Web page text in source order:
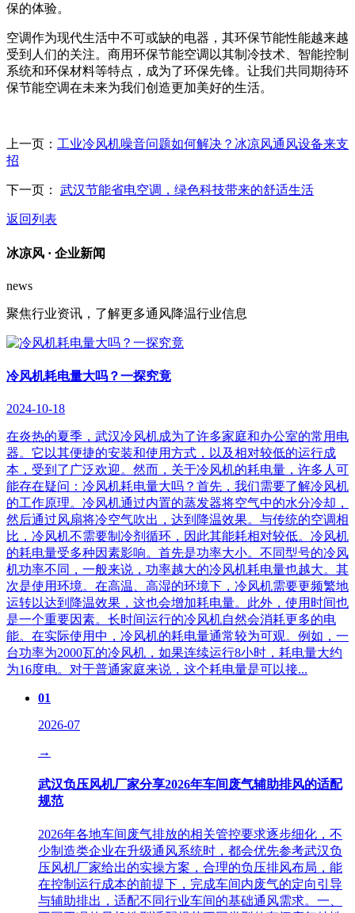
保的体验。
空调作为现代生活中不可或缺的电器，其环保节能性能越来越
受到人们的关注。商用环保节能空调以其制冷技术、智能控制
系统和环保材料等特点，成为了环保先锋。让我们共同期待环
保节能空调在未来为我们创造更加美好的生活。
上一页： 工业冷风机噪音问题如何解决？冰凉风通风设备来支
招
下一页： 武汉节能省电空调，绿色科技带来的舒适生活
返回列表
冰凉风 · 企业新闻
news
聚焦行业资讯，了解更多通风降温行业信息
冷风机耗电量大吗？一探究竟
2024-10-18
在炎热的夏季，武汉冷风机成为了许多家庭和办公室的常用电
器。它以其便捷的安装和使用方式，以及相对较低的运行成
本，受到了广泛欢迎。然而，关于冷风机的耗电量，许多人可
能存在疑问：冷风机耗电量大吗？首先，我们需要了解冷风机
的工作原理。冷风机通过内置的蒸发器将空气中的水分冷却，
然后通过风扇将冷空气吹出，达到降温效果。与传统的空调相
比，冷风机不需要制冷剂循环，因此其能耗相对较低。冷风机
的耗电量受多种因素影响。首先是功率大小。不同型号的冷风
机功率不同，一般来说，功率越大的冷风机耗电量也越大。其
次是使用环境。在高温、高湿的环境下，冷风机需要更频繁地
运转以达到降温效果，这也会增加耗电量。此外，使用时间也
是一个重要因素。长时间运行的冷风机自然会消耗更多的电
能。在实际使用中，冷风机的耗电量通常较为可观。例如，一
台功率为2000瓦的冷风机，如果连续运行8小时，耗电量大约
为16度电。对于普通家庭来说，这个耗电量是可以接...
01
2026-07
→
武汉负压风机厂家分享2026年车间废气辅助排风的适配
规范
2026年各地车间废气排放的相关管控要求逐步细化，不
少制造类企业在升级通风系统时，都会优先参考武汉负
压风机厂家给出的实操方案，合理的负压排风布局，能
在控制运行成本的前提下，完成车间内废气的定向引导
与辅助排出，适配不同行业车间的基础通风需求。一、